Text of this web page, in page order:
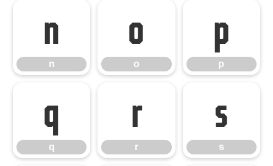
n
n
o
o
p
p
q
q
r
r
s
s